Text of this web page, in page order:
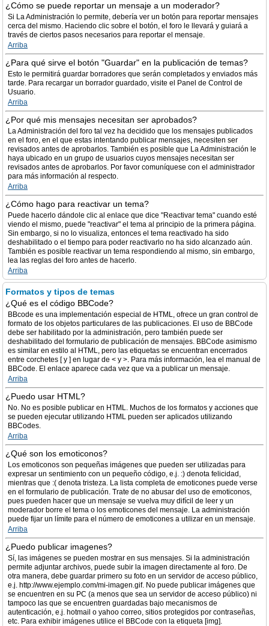
¿Cómo se puede reportar un mensaje a un moderador?
Si La Administración lo permite, debería ver un botón para reportar mensajes
cerca del mismo. Haciendo clic sobre el botón, el foro le llevará y guiará a
través de ciertos pasos necesarios para reportar el mensaje.
Arriba
¿Para qué sirve el botón "Guardar" en la publicación de temas?
Esto le permitirá guardar borradores que serán completados y enviados más
tarde. Para recargar un borrador guardado, visite el Panel de Control de
Usuario.
Arriba
¿Por qué mis mensajes necesitan ser aprobados?
La Administración del foro tal vez ha decidido que los mensajes publicados
en el foro, en el que estas intentando publicar mensajes, necesiten ser
revisados antes de aprobarlos. También es posible que La Administración le
haya ubicado en un grupo de usuarios cuyos mensajes necesitan ser
revisados antes de aprobarlos. Por favor comuníquese con el administrador
para más información al respecto.
Arriba
¿Cómo hago para reactivar un tema?
Puede hacerlo dándole clic al enlace que dice "Reactivar tema" cuando esté
viendo el mismo, puede "reactivar" el tema al principio de la primera página.
Sin embargo, si no lo visualiza, entonces el tema reactivado ha sido
deshabilitado o el tiempo para poder reactivarlo no ha sido alcanzado aún.
También es posible reactivar un tema respondiendo al mismo, sin embargo,
lea las reglas del foro antes de hacerlo.
Arriba
Formatos y tipos de temas
¿Qué es el código BBCode?
BBcode es una implementación especial de HTML, ofrece un gran control de
formato de los objetos particulares de las publicaciones. El uso de BBCode
debe ser habilitado por la administración, pero también puede ser
deshabilitado del formulario de publicación de mensajes. BBCode asimismo
es similar en estilo al HTML, pero las etiquetas se encuentran encerrados
entre corchetes [ y ] en lugar de < y >. Para más información, lea el manual de
BBCode. El enlace aparece cada vez que va a publicar un mensaje.
Arriba
¿Puedo usar HTML?
No. No es posible publicar en HTML. Muchos de los formatos y acciones que
se pueden ejecutar utilizando HTML pueden ser aplicados utilizando
BBCodes.
Arriba
¿Qué son los emoticonos?
Los emoticonos son pequeñas imágenes que pueden ser utilizadas para
expresar un sentimiento con un pequeño código, e.j. :) denota felicidad,
mientras que :( denota tristeza. La lista completa de emoticones puede verse
en el formulario de publicación. Trate de no abusar del uso de emoticonos,
pues pueden hacer que un mensaje se vuelva muy difícil de leer y un
moderador borre el tema o los emoticones del mensaje. La administración
puede fijar un límite para el número de emoticones a utilizar en un mensaje.
Arriba
¿Puedo publicar imagenes?
Sí, las imágenes se pueden mostrar en sus mensajes. Si la administración
permite adjuntar archivos, puede subir la imagen directamente al foro. De
otra manera, debe guardar primero su foto en un servidor de acceso público,
e.j. http://www.ejemplo.com/mi-imagen.gif. No puede publicar imágenes que
se encuentren en su PC (a menos que sea un servidor de acceso público) ni
tampoco las que se encuentren guardadas bajo mecanismos de
autenticación, e.j. hotmail o yahoo correo, sitios protegidos por contraseñas,
etc. Para exhibir imágenes utilice el BBCode con la etiqueta [img].